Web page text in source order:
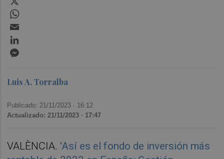
Luis A. Torralba
Publicado: 21/11/2023 · 16:12
Actualizado: 21/11/2023 · 17:47
VALÈNCIA. 'Así es el fondo de inversión más